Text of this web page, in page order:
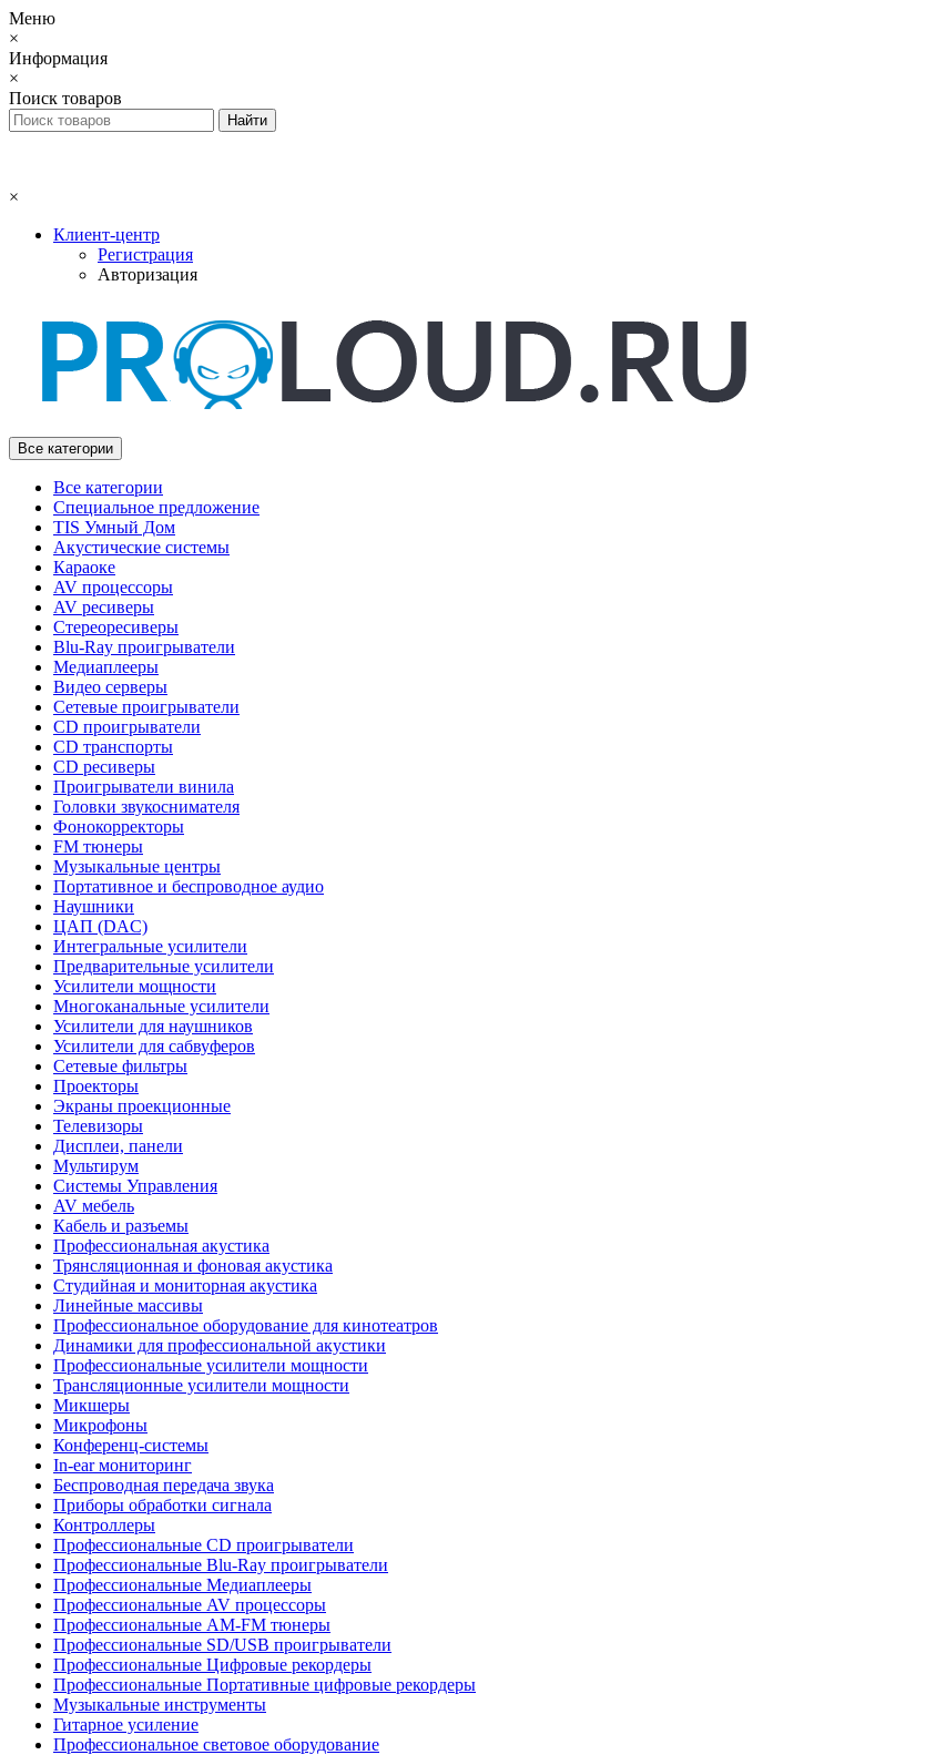
Меню
×
Информация
×
Поиск товаров
×
Клиент-центр
Регистрация
Авторизация
Все категории
Все категории
Специальное предложение
TIS Умный Дом
Акустические системы
Караоке
AV процессоры
AV ресиверы
Стереоресиверы
Blu-Ray проигрыватели
Медиаплееры
Видео серверы
Сетевые проигрыватели
CD проигрыватели
CD транспорты
CD ресиверы
Проигрыватели винила
Головки звукоснимателя
Фонокорректоры
FM тюнеры
Музыкальные центры
Портативное и беспроводное аудио
Наушники
ЦАП (DAC)
Интегральные усилители
Предварительные усилители
Усилители мощности
Многоканальные усилители
Усилители для наушников
Усилители для сабвуферов
Сетевые фильтры
Проекторы
Экраны проекционные
Телевизоры
Дисплеи, панели
Мультирум
Системы Управления
AV мебель
Кабель и разъемы
Профессиональная акустика
Трянсляционная и фоновая акустика
Студийная и мониторная акустика
Линейные массивы
Профессиональное оборудование для кинотеатров
Динамики для профессиональной акустики
Профессиональные усилители мощности
Трансляционные усилители мощности
Микшеры
Микрофоны
Конференц-системы
In-ear мониторинг
Беспроводная передача звука
Приборы обработки сигнала
Контроллеры
Профессиональные СD проигрыватели
Профессиональные Blu-Ray проигрыватели
Профессиональные Медиаплееры
Профессиональные AV процессоры
Профессиональные AM-FM тюнеры
Профессиональные SD/USB проигрыватели
Профессиональные Цифровые рекордеры
Профессиональные Портативные цифровые рекордеры
Музыкальные инструменты
Гитарное усиление
Профессиональное световое оборудование